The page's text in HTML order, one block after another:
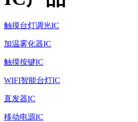
触摸台灯调光IC
加温雾化器IC
触摸按键IC
WIFI智能台灯IC
直发器IC
移动电源IC